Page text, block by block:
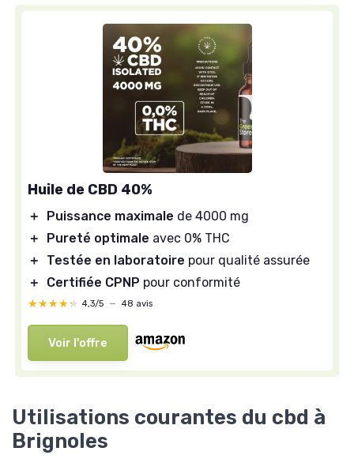
Huile de CBD 40%
＋ Puissance maximale de 4000 mg
＋
Pureté optimale avec 0% THC
＋
Testée en laboratoire pour qualité assurée
＋
Certifiée CPNP pour conformité
★★★★★
★★★★★ 4,3/5 — 48 avis
Voir l'offre
Utilisations courantes du cbd à
Brignoles